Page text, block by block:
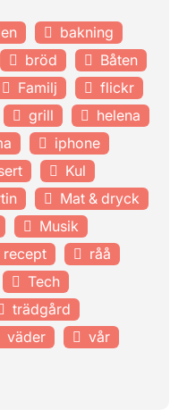
bakning
bröd
Båten
Familj
flickr
grill
helena
iphone
Kul
Mat & dryck
Musik
recept
råå
Tech
trädgård
väder
vår